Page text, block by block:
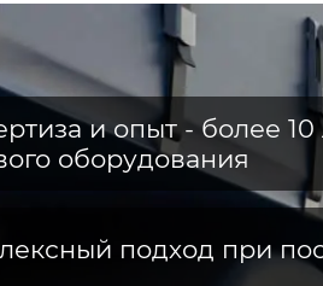
и опыт - более
оборудования
подход при